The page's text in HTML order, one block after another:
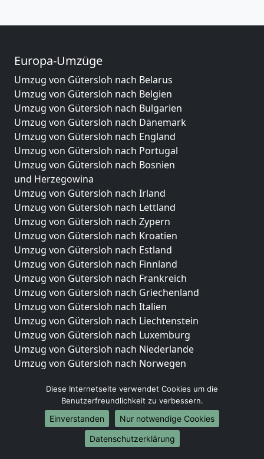
Europa-Umzüge
Umzug von Gütersloh nach Belarus
Umzug von Gütersloh nach Belgien
Umzug von Gütersloh nach Bulgarien
Umzug von Gütersloh nach Dänemark
Umzug von Gütersloh nach England
Umzug von Gütersloh nach Portugal
Umzug von Gütersloh nach Bosnien
und Herzegowina
Umzug von Gütersloh nach Irland
Umzug von Gütersloh nach Lettland
Umzug von Gütersloh nach Zypern
Umzug von Gütersloh nach Kroatien
Umzug von Gütersloh nach Estland
Umzug von Gütersloh nach Finnland
Umzug von Gütersloh nach Frankreich
Umzug von Gütersloh nach Griechenland
Umzug von Gütersloh nach Italien
Umzug von Gütersloh nach Liechtenstein
Umzug von Gütersloh nach Luxemburg
Umzug von Gütersloh nach Niederlande
Umzug von Gütersloh nach Norwegen
Umzüge-Deutschlandweit
Umzug von Gütersloh nach Berlin
Umzug von Gütersloh nach Hamburg
Umzug von Gütersloh nach München
Umzug von Gütersloh nach Köln
Diese Internetseite verwendet Cookies um die
Benutzerfreundlichkeit zu verbessern.
Einverstanden
Nur notwendige Cookies
Datenschutzerklärung